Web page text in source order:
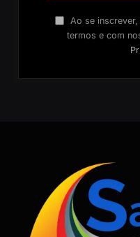
Ao se
termos e com